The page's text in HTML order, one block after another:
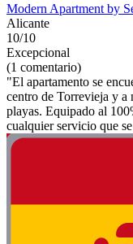
Modern Apartment by
Alicante
10/10
Excepcional
(1 comentario)
"El apartamento se
centro de Torrevieja y a
playas. Equipado al
cualquier servicio que